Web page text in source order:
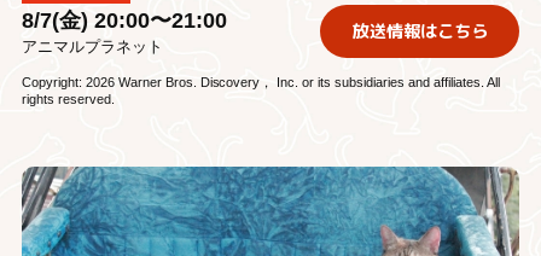
8/7(金) 20:00〜21:00
アニマルプラネット
放送情報はこちら
Copyright: 2026 Warner Bros. Discovery， Inc. or its subsidiaries and affiliates. All
rights reserved.